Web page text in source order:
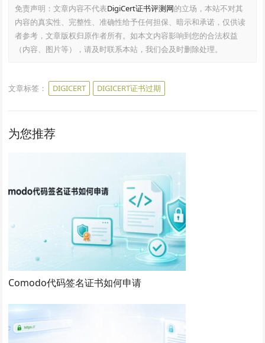
免责声明：文章内容不代表DigiCert证书评测网的立场，本站不对其
内容的真实性、完整性、准确性给予任何担保、暗示和承诺，仅供读
者参考，文章版权归原作者所有。如本文内容影响到您的合法权益
（内容、图片等），请及时联系本站，我们会及时删除处理。
文章标签： DIGICERT DIGICERT证书过期
为您推荐
Comodo代码签名证书如何申请